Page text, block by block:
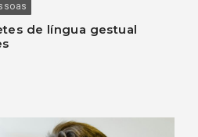
de língua gestual